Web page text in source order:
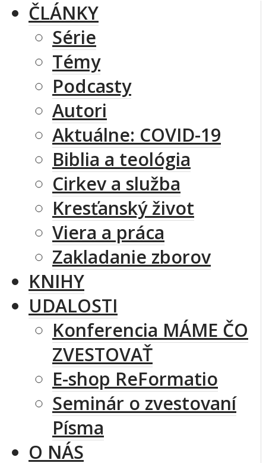
ČLÁNKY
Série
Témy
Podcasty
Autori
Aktuálne: COVID-19
Biblia a teológia
Cirkev a služba
Kresťanský život
Viera a práca
Zakladanie zborov
KNIHY
UDALOSTI
Konferencia MÁME ČO
ZVESTOVAŤ
E-shop ReFormatio
Seminár o zvestovaní
Písma
O NÁS